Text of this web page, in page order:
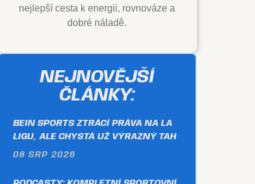
nejlepší cesta k energii, rovnováze a
dobré náladě.
NEJNOVĚJŠÍ
ČLÁNKY:
BEIN SPORTS ZTRÁCÍ PRÁVA NA LA
LIGU, ALE CHYSTÁ UŽ VÝRAZNÝ TAH
08 SRP 2026